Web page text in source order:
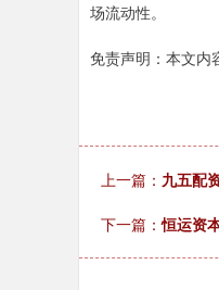
场流动性。
免责声明：本文内
上一篇： 九五配
下一篇：恒运资